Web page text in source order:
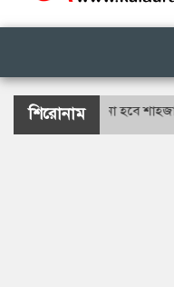
শিরোনাম
প্রকাশ্যে গণনা হবে শাহজালাল